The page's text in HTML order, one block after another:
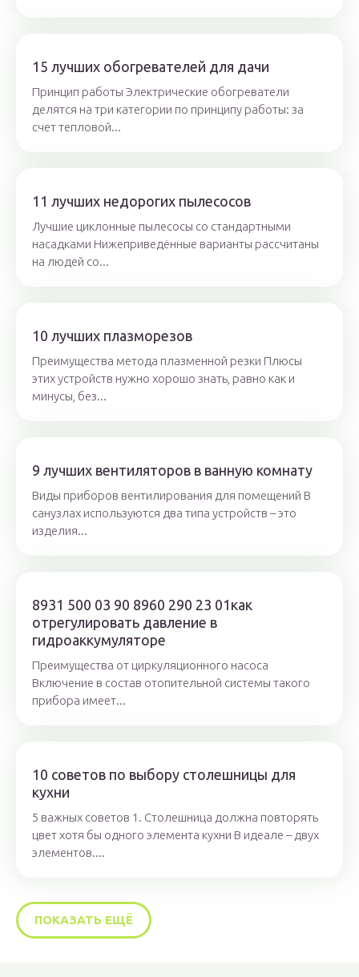
15 лучших обогревателей для дачи
Принцип работы Электрические обогреватели
делятся на три категории по принципу работы: за
счет тепловой...
11 лучших недорогих пылесосов
Лучшие циклонные пылесосы со стандартными
насадками Нижеприведённые варианты рассчитаны
на людей со...
10 лучших плазморезов
Преимущества метода плазменной резки Плюсы
этих устройств нужно хорошо знать, равно как и
минусы, без...
9 лучших вентиляторов в ванную комнату
Виды приборов вентилирования для помещений В
санузлах используются два типа устройств – это
изделия...
8931 500 03 90 8960 290 23 01как
отрегулировать давление в
гидроаккумуляторе
Преимущества от циркуляционного насоса
Включение в состав отопительной системы такого
прибора имеет...
10 советов по выбору столешницы для
кухни
5 важных советов 1. Столешница должна повторять
цвет хотя бы одного элемента кухни В идеале – двух
элементов....
ПОКАЗАТЬ ЕЩЁ